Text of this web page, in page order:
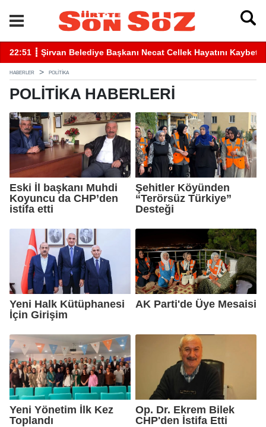
Cellek Hayatını Kaybetti22:41 ┋ Siirt’te Baraj Sularının
HABERLER POLİTİKA
POLİTİKA HABERLERI
Eski İl başkanı Muhdi
Koyuncu da CHP’den
istifa etti
Şehitler Köyünden
“Terörsüz Türkiye”
Desteği
Yeni Halk Kütüphanesi
İçin Girişim
AK Parti'de Üye Mesaisi
Yeni Yönetim İlk Kez
Toplandı
Op. Dr. Ekrem Bilek
CHP'den İstifa Etti